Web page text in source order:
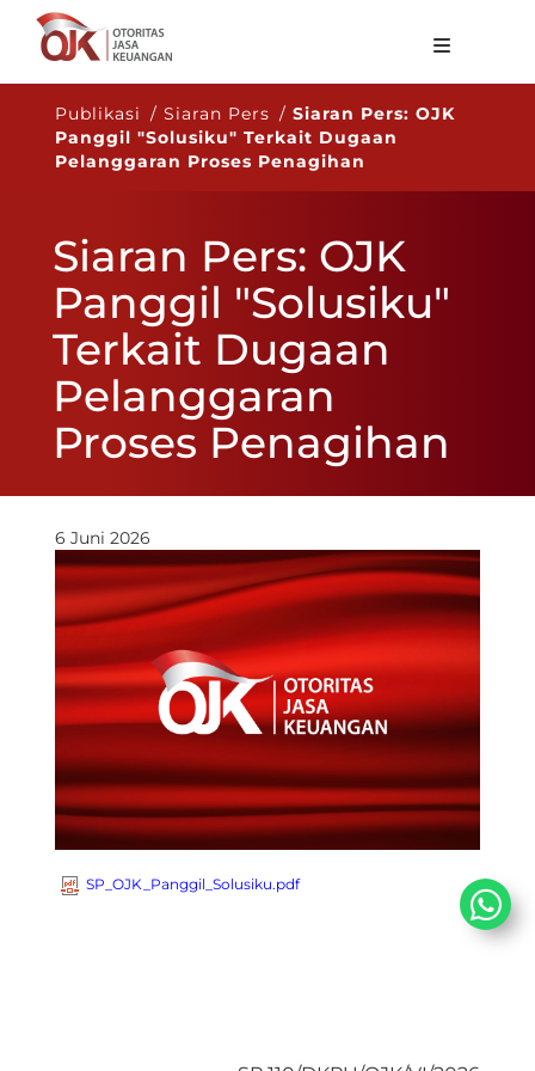
Tentang OJK
Fungsi Utama
Regulasi
Statistik
Layanan
Karir
ID
Publikasi / Siaran Pers /Siaran Pers: OJK
Panggil "Solusiku" Terkait Dugaan
Pelanggaran Proses Penagihan
Siaran Pers: OJK
Panggil "Solusiku"
Terkait Dugaan
Pelanggaran
Proses Penagihan
6 Juni 2026
SP_OJK_Panggil_Solusiku.pdf